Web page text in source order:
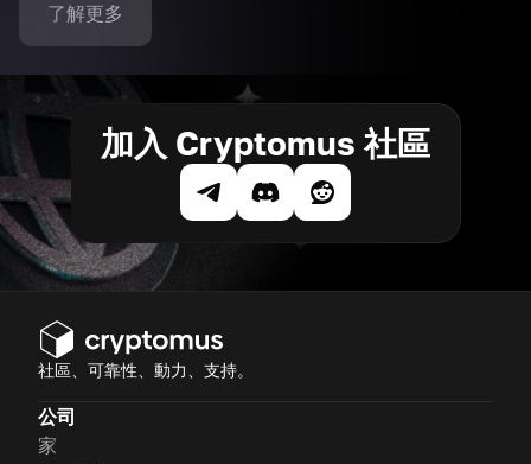
了解更多
加入 Cryptomus 社區
社區、可靠性、動力、支持。
公司
家